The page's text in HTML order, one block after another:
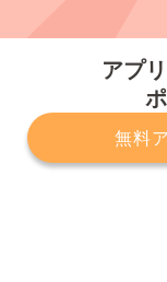
アプ
無料
プライバ
サービスに関し